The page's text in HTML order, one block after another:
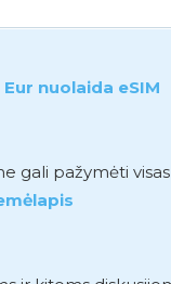
Eur nuolaida eSIM
pažymėti